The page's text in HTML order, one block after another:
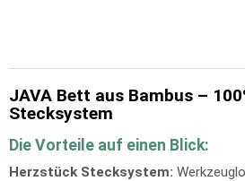
JAVA Bett aus Bambus –
Stecksystem
Die Vorteile auf einen Blick:
Herzstück Stecksystem: